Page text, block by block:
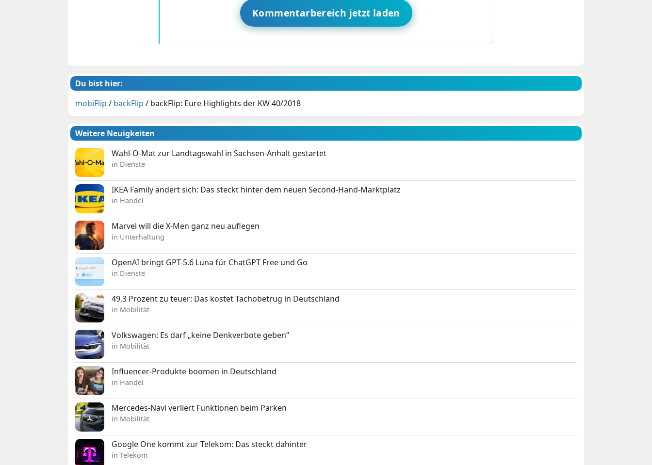
Kommentarbereich jetzt laden
Du bist hier:
mobiFlip / backFlip / backFlip: Eure Highlights der KW 40/2018
Weitere Neuigkeiten
Wahl-O-Mat zur Landtagswahl in Sachsen-Anhalt gestartet
in Dienste
IKEA Family ändert sich: Das steckt hinter dem neuen Second-Hand-Marktplatz
in Handel
Marvel will die X-Men ganz neu auflegen
in Unterhaltung
OpenAI bringt GPT-5.6 Luna für ChatGPT Free und Go
in Dienste
49,3 Prozent zu teuer: Das kostet Tachobetrug in Deutschland
in Mobilität
Volkswagen: Es darf „keine Denkverbote geben“
in Mobilität
Influencer-Produkte boomen in Deutschland
in Handel
Mercedes-Navi verliert Funktionen beim Parken
in Mobilität
Google One kommt zur Telekom: Das steckt dahinter
in Telekom